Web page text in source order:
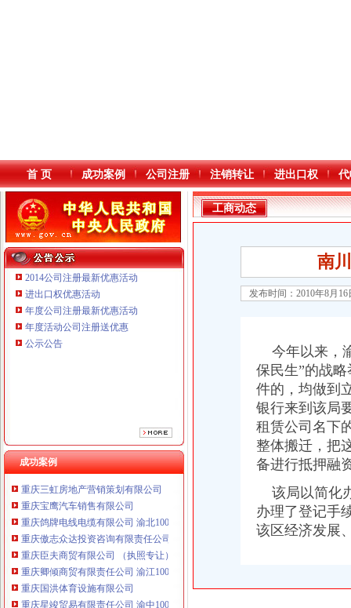
本站导航
首 页 成功案例 公司注册 注销转让 进出口权
2014公司注册最新优惠活动
进出口权优惠活动
年度公司注册最新优惠活动
年度活动公司注册送优惠
公示公告
成功案例
重庆鸽牌电线电缆有限公司 渝北10010万 (进出口权)
重庆傲志众达投资咨询有限责任公司 渝九1000万 （增资）
重庆海谛升进出口贸易有限公司 渝北100万 （进出口权）
重庆奕欣锦诚商贸有限公司 渝九50万 （工商注册）
重庆信同广告有限公司 渝沙50万 （工商注册）
重庆三虹房地产营销策划有限公司
重庆宝鹰汽车销售有限公司
重庆鸽牌电线电缆有限公司 渝北10010万 (进出口权)
重庆傲志众达投资咨询有限责任公司 渝九1000万 （增资）
重庆臣夫商贸有限公司 （执照专让）
重庆卿倾商贸有限责任公司 渝江100万 （工商注册）
重庆国洪体育设施有限公司
重庆星竣贸易有限责任公司 渝中100万 （进出口权）
工商动态
南
发布时间：2010年8月
今年以来，
保民生”的战
件的，均做到
银行来到该局
租赁公司名下
整体搬迁，把
备进行抵押融
该局以简化
办理了登记手
该区经济发展